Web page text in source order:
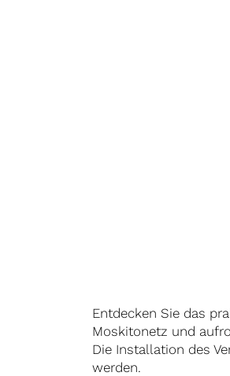
Entdecken Sie das
Moskitonetz und
Die Installation des
werden.